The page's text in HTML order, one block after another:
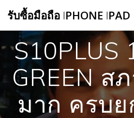
to
รับซื้อมือถือ IPHONE IPAD
S10PLUS
GREEN ส
มาก ครบ